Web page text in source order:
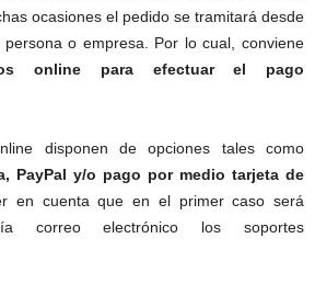
ocasiones el pedido se tramitará desde
o empresa. Por lo cual, conviene
online para efectuar el pago
disponen de opciones tales como
PayPal y/o pago por medio tarjeta de
en cuenta que en el primer caso será
correo electrónico los soportes